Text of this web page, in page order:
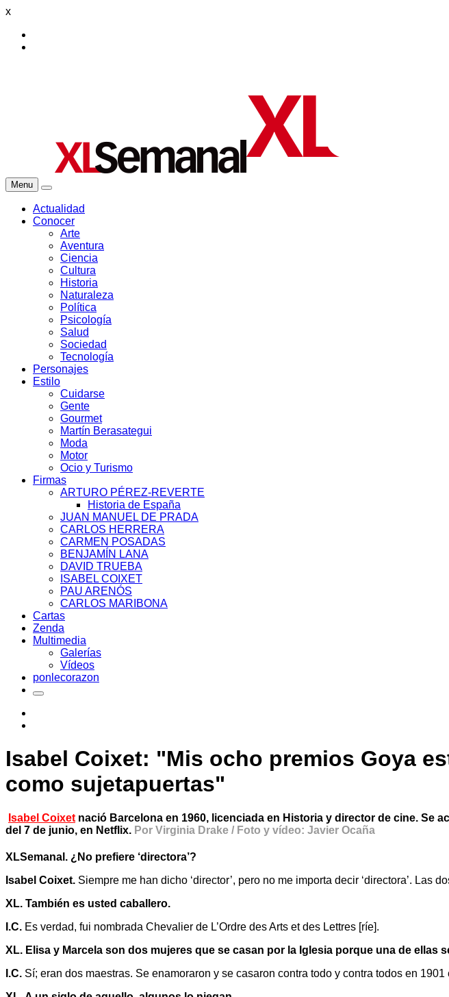
x
Menu
Actualidad
Conocer
Arte
Aventura
Ciencia
Cultura
Historia
Naturaleza
Política
Psicología
Salud
Sociedad
Tecnología
Personajes
Estilo
Cuidarse
Gente
Gourmet
Martín Berasategui
Moda
Motor
Ocio y Turismo
Firmas
ARTURO PÉREZ-REVERTE
Historia de España
JUAN MANUEL DE PRADA
CARLOS HERRERA
CARMEN POSADAS
BENJAMÍN LANA
DAVID TRUEBA
ISABEL COIXET
PAU ARENÓS
CARLOS MARIBONA
Cartas
Zenda
Multimedia
Galerías
Vídeos
ponlecorazon
Isabel Coixet: "Mis ocho premios Goya
como sujetapuertas"
Isabel Coixet nació Barcelona en 1960, licenciada en Historia y director de cine. Se
del 7 de junio, en Netflix. Por Virginia Drake / Foto y vídeo: Javier Ocaña
XLSemanal. ¿No prefiere ‘directora’?
Isabel Coixet. Siempre me han dicho ‘director’, pero no me importa decir ‘directora’. Las
XL. También es usted caballero.
I.C. Es verdad, fui nombrada Chevalier de L’Ordre des Arts et des Lettres [ríe].
XL. Elisa y Marcela son dos mujeres que se casan por la Iglesia porque una de ellas
I.C. Sí; eran dos maestras. Se enamoraron y se casaron contra todo y contra todos en